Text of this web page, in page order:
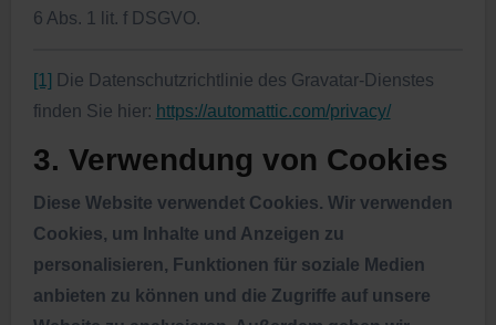
6 Abs. 1 lit. f DSGVO.
[1] Die Datenschutzrichtlinie des Gravatar-Dienstes
finden Sie hier: https://automattic.com/privacy/
3. Verwendung von Cookies
Diese Website verwendet Cookies. Wir verwenden
Cookies, um Inhalte und Anzeigen zu
personalisieren, Funktionen für soziale Medien
anbieten zu können und die Zugriffe auf unsere